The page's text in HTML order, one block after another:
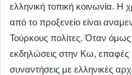
ελληνική τοπική κοινωνία. Η
από το προξενείο είναι
Τούρκους πολίτες. Όταν
εκδηλώσεις στην Κω, επαφές
συναντήσεις με ελληνικές